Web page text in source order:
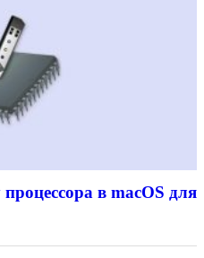
в macOS для